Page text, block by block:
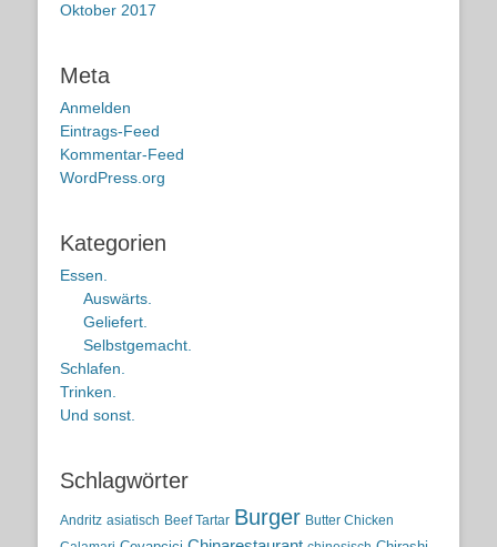
Oktober 2017
Meta
Anmelden
Eintrags-Feed
Kommentar-Feed
WordPress.org
Kategorien
Essen.
Auswärts.
Geliefert.
Selbstgemacht.
Schlafen.
Trinken.
Und sonst.
Schlagwörter
Andritz asiatisch Beef Tartar Burger Butter Chicken